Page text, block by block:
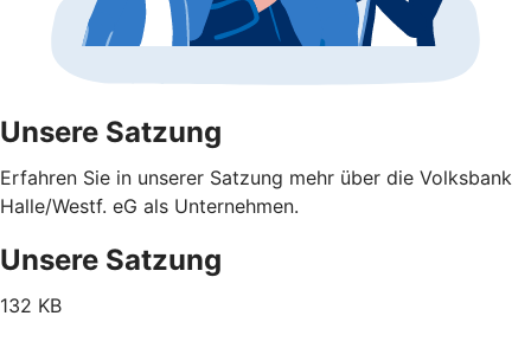
Unsere Satzung
Erfahren Sie in unserer Satzung mehr über die Volksbank
Halle/Westf. eG als Unternehmen.
Unsere Satzung
132 KB